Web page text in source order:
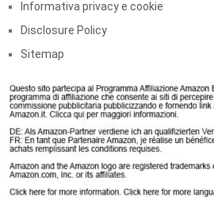
Informativa privacy e cookie
Disclosure Policy
Sitemap